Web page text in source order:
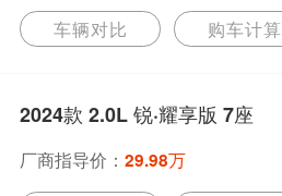
车辆对比 购车计算
2024款 2.0L 锐·耀享版 7座
厂商指导价： 29.98万